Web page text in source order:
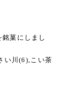
菓にしまし
い川(6),こい茶